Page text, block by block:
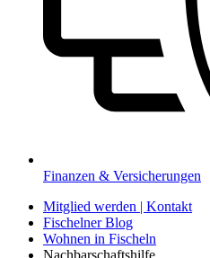
Finanzen & Versicherungen
Mitglied werden | Kontakt
Fischelner Blog
Wohnen in Fischeln